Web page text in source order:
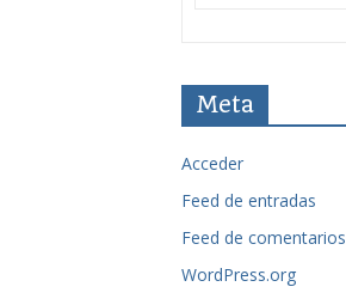
Meta
Acceder
Feed de entradas
Feed de comentarios
WordPress.org